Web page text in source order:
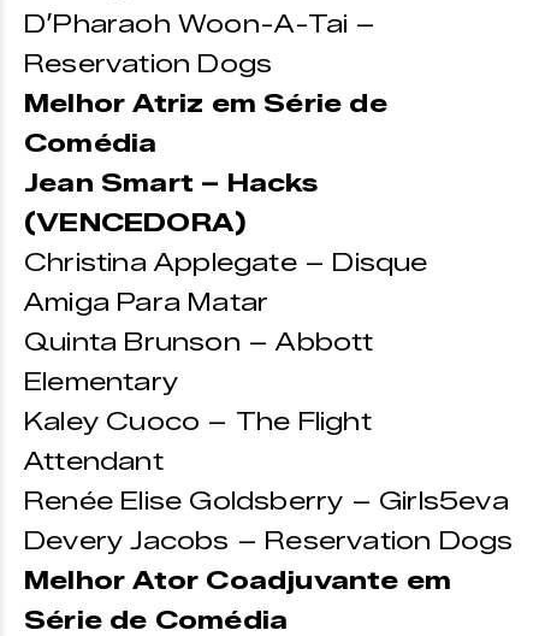
D’Pharaoh Woon-A-Tai –
Reservation Dogs
Melhor Atriz em Série de
Comédia
Jean Smart – Hacks
(VENCEDORA)
Christina Applegate – Disque
Amiga Para Matar
Quinta Brunson – Abbott
Elementary
Kaley Cuoco – The Flight
Attendant
Renée Elise Goldsberry – Girls5eva
Devery Jacobs – Reservation Dogs
Melhor Ator Coadjuvante em
Série de Comédia